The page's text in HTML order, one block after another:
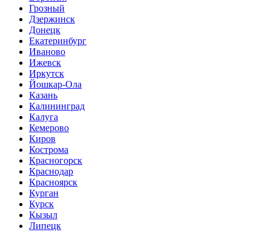
Грозный
Дзержинск
Донецк
Екатеринбург
Иваново
Ижевск
Иркутск
Йошкар-Ола
Казань
Калининград
Калуга
Кемерово
Киров
Кострома
Красногорск
Краснодар
Красноярск
Курган
Курск
Кызыл
Липецк